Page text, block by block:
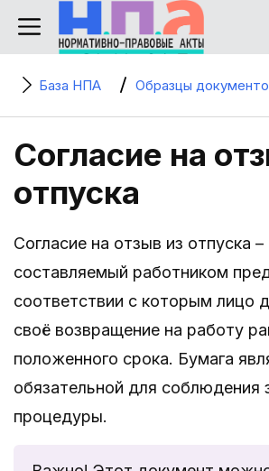
База НПА Образцы
Согласие на
отпуска
Согласие на отзыв из отпуска
составляемый работником
соответствии с которым лицо
своё возвращение на работу
положенного срока. Бумага
обязательной для соблюдения
процедуры.